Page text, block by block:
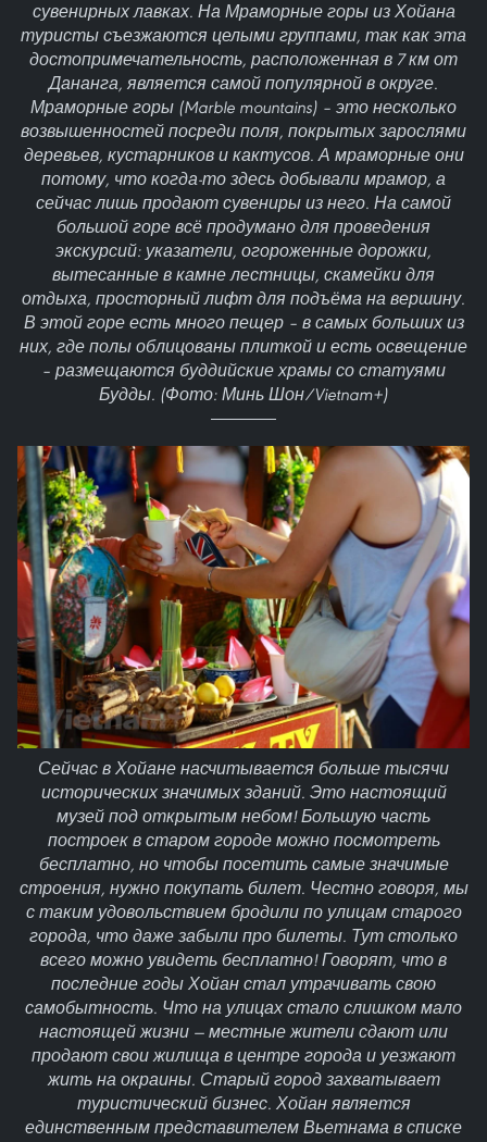
сувенирных лавках. На Мраморные горы из Хойана
туристы съезжаются целыми группами, так как эта
достопримечательность, расположенная в 7 км от
Дананга, является самой популярной в округе.
Мраморные горы (Marble mountains) – это несколько
возвышенностей посреди поля, покрытых зарослями
деревьев, кустарников и кактусов. А мраморные они
потому, что когда-то здесь добывали мрамор, а
сейчас лишь продают сувениры из него. На самой
большой горе всё продумано для проведения
экскурсий: указатели, огороженные дорожки,
вытесанные в камне лестницы, скамейки для
отдыха, просторный лифт для подъёма на вершину.
В этой горе есть много пещер – в самых больших из
них, где полы облицованы плиткой и есть освещение
– размещаются буддийские храмы со статуями
Будды. (Фото: Минь Шон/Vietnam+)
Сейчас в Хойане насчитывается больше тысячи
исторических значимых зданий. Это настоящий
музей под открытым небом! Большую часть
построек в старом городе можно посмотреть
бесплатно, но чтобы посетить самые значимые
строения, нужно покупать билет. Честно говоря, мы
с таким удовольствием бродили по улицам старого
города, что даже забыли про билеты. Тут столько
всего можно увидеть бесплатно! Говорят, что в
последние годы Хойан стал утрачивать свою
самобытность. Что на улицах стало слишком мало
настоящей жизни — местные жители сдают или
продают свои жилища в центре города и уезжают
жить на окраины. Старый город захватывает
туристический бизнес. Хойан является
единственным представителем Вьетнама в списке